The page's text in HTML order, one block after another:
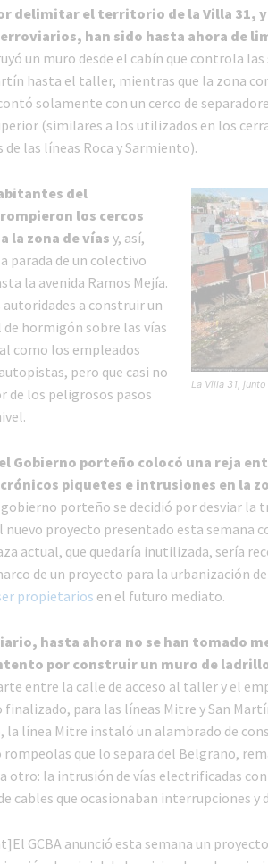
delimitar el territorio de la Villa 31, y
han sido hasta ahora de
un muro desde el cabín que controla
hasta el taller, mientras que la zona
solamente con un cerco de
(similares a los utilizados en los
las líneas Roca y Sarmiento).
La Villa 31,
del
los cercos
la zona de víasy, así,
parada de un colectivo
la avenida Ramos Mejía.
a construir un
hormigón sobre las vías
como los empleados
pero que casi no
de los peligrosos pasos
Gobierno porteño colocó una reja
piquetes e intrusiones en la
porteño se decidió por desviar la
nuevo proyecto presentado esta semana
actual, que quedaría inutilizada, sería
de un proyecto para la urbanización
propietarios en el futuro mediato.
hasta ahora no se han tomado
por construir un muro de
entre la calle de acceso al taller y el
finalizado, para las líneas Mitre y San
la línea Mitre instaló un alambrado de
que lo separa del Belgrano,
otro: la intrusión de vías electrificadas
cables que ocasionaban interrupciones y
GCBA anunció esta semana un